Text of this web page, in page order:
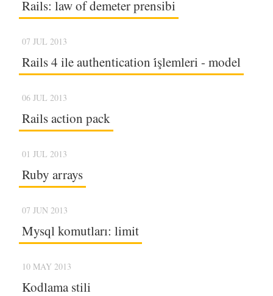
Rails: law of demeter prensibi
07 JUL 2013
Rails 4 ile authentication i̇şlemleri - model
06 JUL 2013
Rails action pack
01 JUL 2013
Ruby arrays
07 JUN 2013
Mysql komutları: limit
10 MAY 2013
Kodlama stili